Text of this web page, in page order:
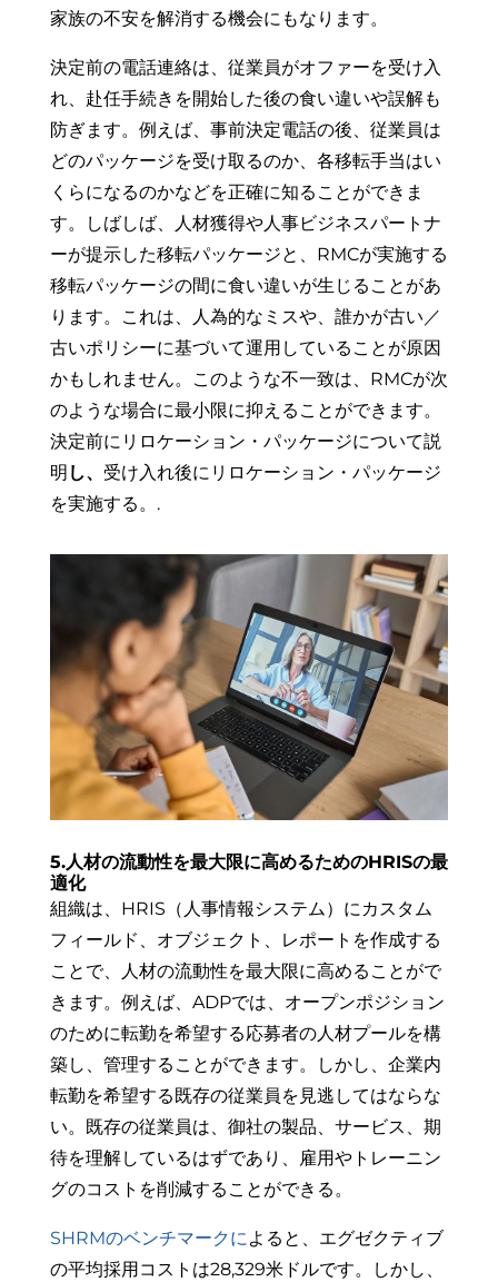
家族の不安を解消する機会にもなります。
決定前の電話連絡は、従業員がオファーを受け入
れ、赴任手続きを開始した後の食い違いや誤解も
防ぎます。例えば、事前決定電話の後、従業員は
どのパッケージを受け取るのか、各移転手当はい
くらになるのかなどを正確に知ることができま
す。しばしば、人材獲得や人事ビジネスパートナ
ーが提示した移転パッケージと、RMCが実施する
移転パッケージの間に食い違いが生じることがあ
ります。これは、人為的なミスや、誰かが古い／
古いポリシーに基づいて運用していることが原因
かもしれません。このような不一致は、RMCが次
のような場合に最小限に抑えることができます。
決定前にリロケーション・パッケージについて説
明 し、 受け入れ後にリロケーション・パッケージ
を実施する。 .
5.人材の流動性を最大限に高めるためのHRISの最
適化
組織は、HRIS（人事情報システム）にカスタム
フィールド、オブジェクト、レポートを作成する
ことで、人材の流動性を最大限に高めることがで
きます。例えば、ADPでは、オープンポジション
のために転勤を希望する応募者の人材プールを構
築し、管理することができます。しかし、企業内
転勤を希望する既存の従業員を見逃してはならな
い。既存の従業員は、御社の製品、サービス、期
待を理解しているはずであり、雇用やトレーニン
グのコストを削減することができる。
SHRMのベンチマークによると、エグゼクティブ
の平均採用コストは28,329米ドルです。
しかし、